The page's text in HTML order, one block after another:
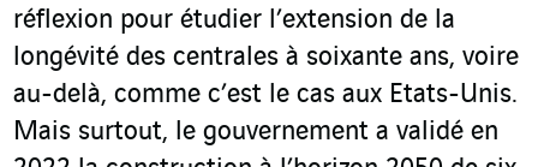
réflexion pour étudier l’extension de la
longévité des centrales à soixante ans, voire
au-delà, comme c’est le cas aux Etats-Unis.
Mais surtout, le gouvernement a validé en